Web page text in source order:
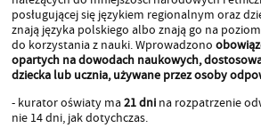
posługującej się językiem regionalnym oraz
znają języka polskiego albo znają go na
do korzystania z nauki. Wprowadzono
opartych na dowodach naukowych,
dziecka lub ucznia, używane przez osoby
- kurator oświaty ma21 dnina rozpatrzenie
nie 14 dni, jak dotychczas.